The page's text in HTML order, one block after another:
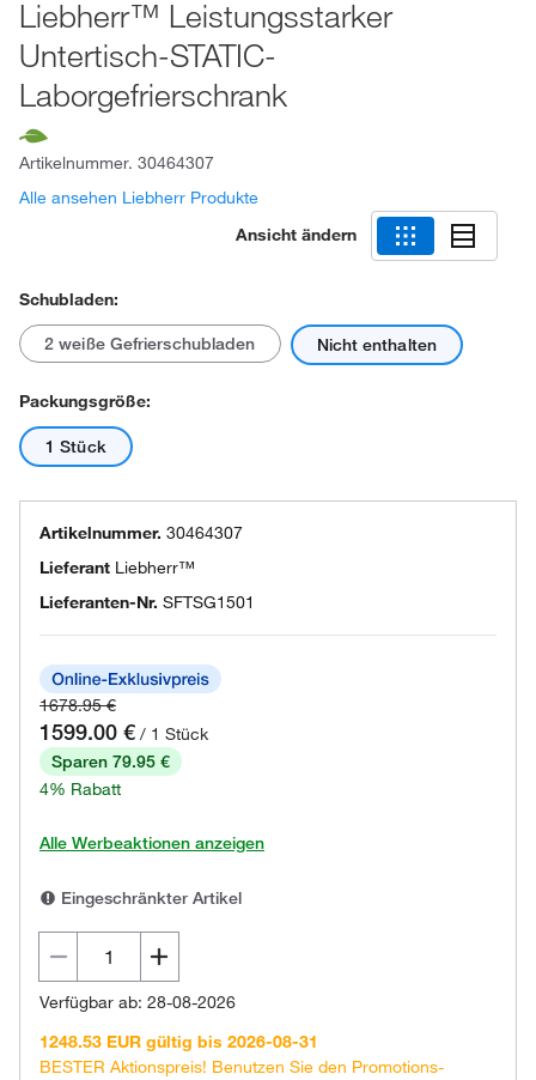
Liebherr™ Leistungsstarker
Untertisch-STATIC-
Laborgefrierschrank
Artikelnummer. 30464307
Alle ansehen Liebherr Produkte
Ansicht ändern
Schubladen:
2 weiße Gefrierschubladen Nicht enthalten
Packungsgröße:
1 Stück
Artikelnummer. 30464307
Lieferant Liebherr™
Lieferanten-Nr. SFTSG1501
1678.95 €
1599.00 € / 1 Stück
Sparen 79.95 €
4% Rabatt
Alle Werbeaktionen anzeigen
Eingeschränkter Artikel
Verfügbar ab: 28-08-2026
1248.53 EUR gültig bis 2026-08-31
BESTER Aktionspreis! Benutzen Sie den Promotions-